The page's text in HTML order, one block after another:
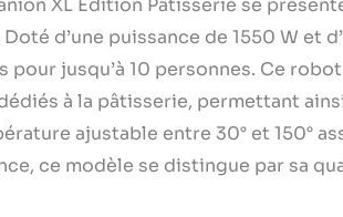
utilisateurs pour une
garantie 2 ans, fabriqué en
: Pour une utilisation facile
cuisson vapeur Fonction
recettes sur votre
cette fonction Grande
totale 4, 5 l) permettant de
XL Edition Pâtisserie se
d’une puissance de 1550 W et
pour jusqu’à 10 personnes. Ce
à la pâtisserie, permettant
ajustable entre 30° et 150°
ce modèle se distingue par sa